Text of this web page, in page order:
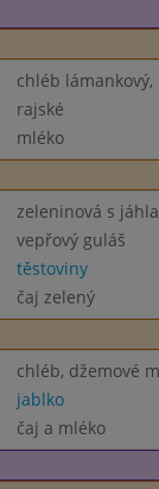
chléb
rajské
mléko
zeleninová s
vepřový guláš
těstoviny
čaj zelený
chléb, džemové
jablko
čaj a mléko